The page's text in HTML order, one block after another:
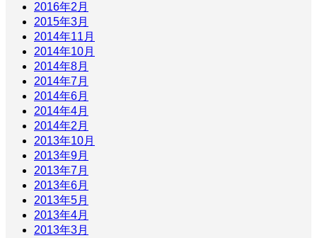
2016年2月
2015年3月
2014年11月
2014年10月
2014年8月
2014年7月
2014年6月
2014年4月
2014年2月
2013年10月
2013年9月
2013年7月
2013年6月
2013年5月
2013年4月
2013年3月